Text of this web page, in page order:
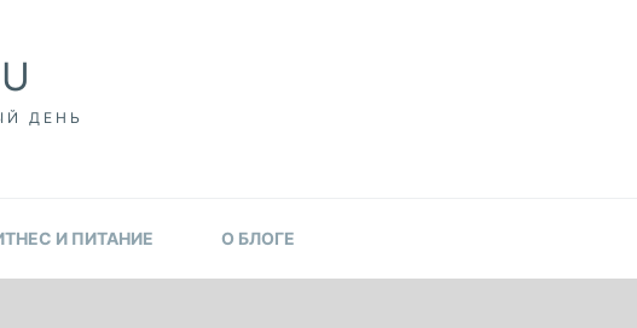
ДЕНЬ
И ПИТАНИЕ О БЛОГЕ